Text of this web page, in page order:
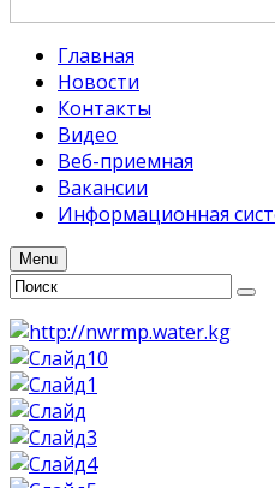
Главная
Новости
Контакты
Видео
Веб-приемная
Вакансии
Информационная
Menu